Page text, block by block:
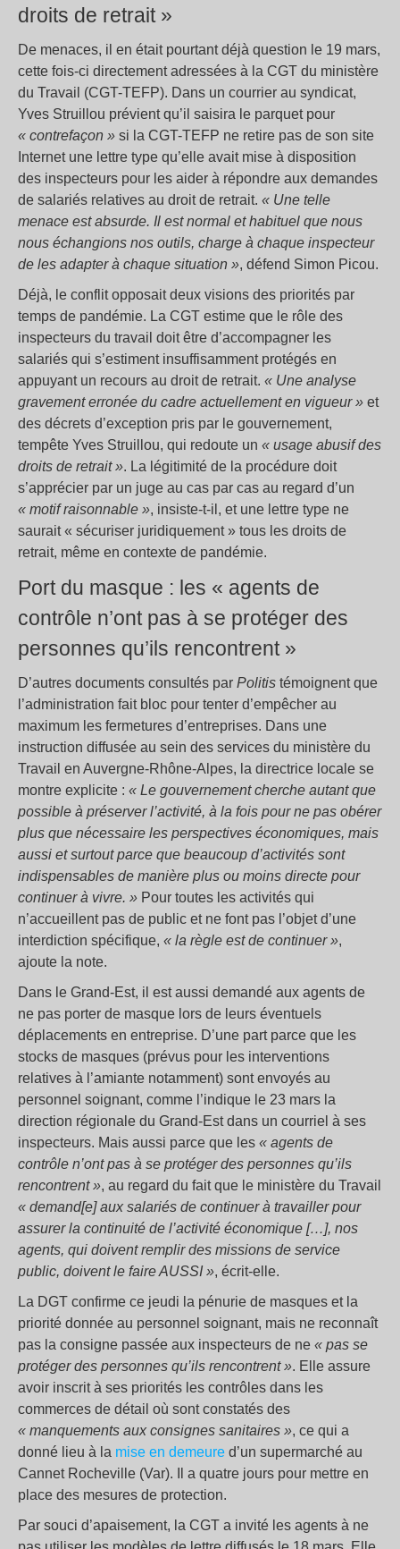
droits de retrait »
De menaces, il en était pourtant déjà question le 19 mars,
cette fois-ci directement adressées à la CGT du ministère
du Travail (CGT-TEFP). Dans un courrier au syndicat,
Yves Struillou prévient qu’il saisira le parquet pour
« contrefaçon » si la CGT-TEFP ne retire pas de son site
Internet une lettre type qu’elle avait mise à disposition
des inspecteurs pour les aider à répondre aux demandes
de salariés relatives au droit de retrait. « Une telle
menace est absurde. Il est normal et habituel que nous
nous échangions nos outils, charge à chaque inspecteur
de les adapter à chaque situation », défend Simon Picou.
Déjà, le conflit opposait deux visions des priorités par
temps de pandémie. La CGT estime que le rôle des
inspecteurs du travail doit être d’accompagner les
salariés qui s’estiment insuffisamment protégés en
appuyant un recours au droit de retrait. « Une analyse
gravement erronée du cadre actuellement en vigueur » et
des décrets d’exception pris par le gouvernement,
tempête Yves Struillou, qui redoute un « usage abusif des
droits de retrait ». La légitimité de la procédure doit
s’apprécier par un juge au cas par cas au regard d’un
« motif raisonnable », insiste-t-il, et une lettre type ne
saurait « sécuriser juridiquement » tous les droits de
retrait, même en contexte de pandémie.
Port du masque : les « agents de
contrôle n’ont pas à se protéger des
personnes qu’ils rencontrent »
D’autres documents consultés par Politis témoignent que
l’administration fait bloc pour tenter d’empêcher au
maximum les fermetures d’entreprises. Dans une
instruction diffusée au sein des services du ministère du
Travail en Auvergne-Rhône-Alpes, la directrice locale se
montre explicite : « Le gouvernement cherche autant que
possible à préserver l’activité, à la fois pour ne pas obérer
plus que nécessaire les perspectives économiques, mais
aussi et surtout parce que beaucoup d’activités sont
indispensables de manière plus ou moins directe pour
continuer à vivre. » Pour toutes les activités qui
n’accueillent pas de public et ne font pas l’objet d’une
interdiction spécifique, « la règle est de continuer »,
ajoute la note.
Dans le Grand-Est, il est aussi demandé aux agents de
ne pas porter de masque lors de leurs éventuels
déplacements en entreprise. D’une part parce que les
stocks de masques (prévus pour les interventions
relatives à l’amiante notamment) sont envoyés au
personnel soignant, comme l’indique le 23 mars la
direction régionale du Grand-Est dans un courriel à ses
inspecteurs. Mais aussi parce que les « agents de
contrôle n’ont pas à se protéger des personnes qu’ils
rencontrent », au regard du fait que le ministère du Travail
« demand[e] aux salariés de continuer à travailler pour
assurer la continuité de l’activité économique […], nos
agents, qui doivent remplir des missions de service
public, doivent le faire AUSSI », écrit-elle.
La DGT confirme ce jeudi la pénurie de masques et la
priorité donnée au personnel soignant, mais ne reconnaît
pas la consigne passée aux inspecteurs de ne « pas se
protéger des personnes qu’ils rencontrent ». Elle assure
avoir inscrit à ses priorités les contrôles dans les
commerces de détail où sont constatés des
« manquements aux consignes sanitaires », ce qui a
donné lieu à la mise en demeure d’un supermarché au
Cannet Rocheville (Var). Il a quatre jours pour mettre en
place des mesures de protection.
Par souci d’apaisement, la CGT a invité les agents à ne